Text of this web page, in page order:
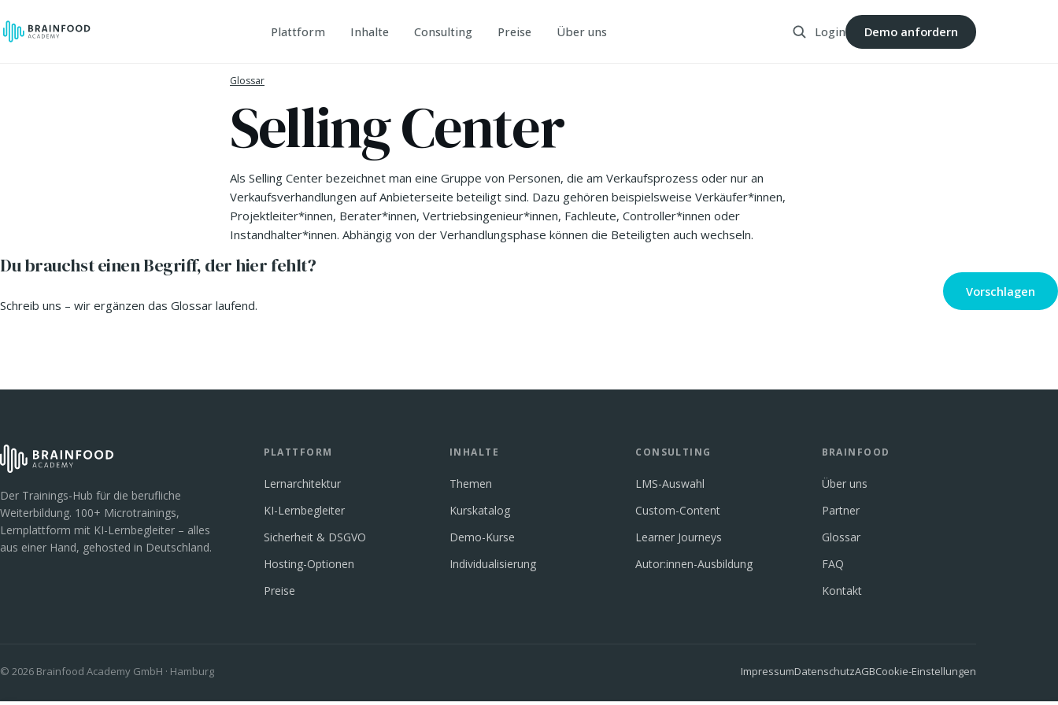
Plattform Inhalte Consulting Preise Über uns Login Demo anfordern
Glossar
Selling Center
Als Selling Center bezeichnet man eine Gruppe von Personen, die am Verkaufsprozess oder nur an
Verkaufsverhandlungen auf Anbieterseite beteiligt sind. Dazu gehören beispielsweise Verkäufer*innen,
Projektleiter*innen, Berater*innen, Vertriebsingenieur*innen, Fachleute, Controller*innen oder
Instandhalter*innen. Abhängig von der Verhandlungsphase können die Beteiligten auch wechseln.
Du brauchst einen Begriff, der hier fehlt?
Schreib uns – wir ergänzen das Glossar laufend.
Vorschlagen
Der Trainings-Hub für die berufliche
Weiterbildung. 100+ Microtrainings,
Lernplattform mit KI-Lernbegleiter – alles
aus einer Hand, gehosted in Deutschland.
PLATTFORM
Lernarchitektur
KI-Lernbegleiter
Sicherheit & DSGVO
Hosting-Optionen
Preise
INHALTE
Themen
Kurskatalog
Demo-Kurse
Individualisierung
CONSULTING
LMS-Auswahl
Custom-Content
Learner Journeys
Autor:innen-Ausbildung
BRAINFOOD
Über uns
Partner
Glossar
FAQ
Kontakt
© 2026 Brainfood Academy GmbH · Hamburg ImpressumDatenschutzAGBCookie-Einstellungen